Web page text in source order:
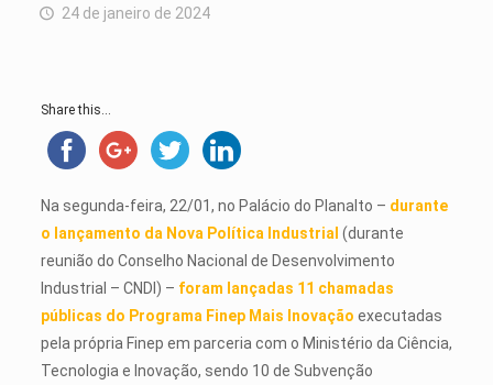
24 de janeiro de 2024
Share this...
Na segunda-feira, 22/01, no Palácio do Planalto – durante
o lançamento da Nova Política Industrial (durante
reunião do Conselho Nacional de Desenvolvimento
Industrial – CNDI) – foram lançadas 11 chamadas
públicas do Programa Finep Mais Inovação executadas
pela própria Finep em parceria com o Ministério da Ciência,
Tecnologia e Inovação, sendo 10 de Subvenção